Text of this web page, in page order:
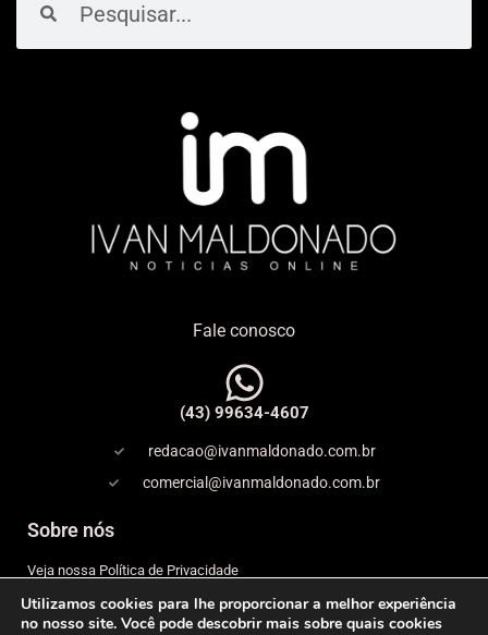
Fale conosco
(43) 99634-4607
redacao@ivanmaldonado.com.br
comercial@ivanmaldonado.com.br
Sobre nós
Veja nossa Política de Privacidade
Copyright
Utilizamos cookies para lhe proporcionar a melhor experiência
no nosso site. Você pode descobrir mais sobre quais cookies